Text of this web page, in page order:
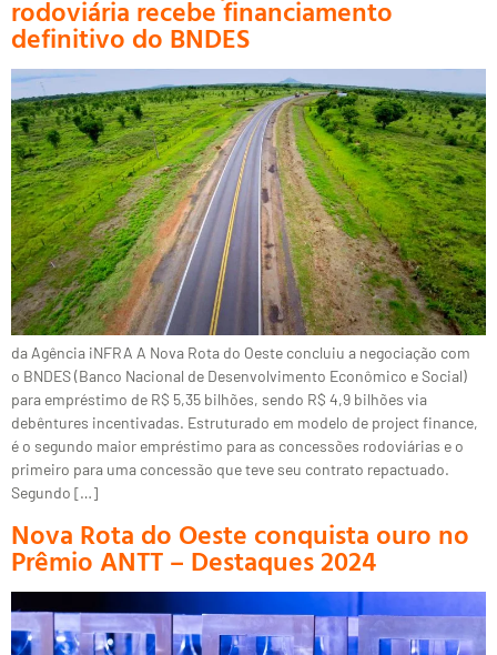
rodoviária recebe financiamento
definitivo do BNDES
da Agência iNFRA A Nova Rota do Oeste concluiu a negociação com
o BNDES (Banco Nacional de Desenvolvimento Econômico e Social)
para empréstimo de R$ 5,35 bilhões, sendo R$ 4,9 bilhões via
debêntures incentivadas. Estruturado em modelo de project finance,
é o segundo maior empréstimo para as concessões rodoviárias e o
primeiro para uma concessão que teve seu contrato repactuado.
Segundo […]
Nova Rota do Oeste conquista ouro no
Prêmio ANTT – Destaques 2024